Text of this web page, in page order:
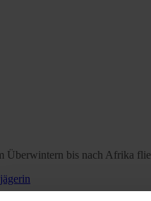
Überwintern bis nach Afrika
aus der Familie der